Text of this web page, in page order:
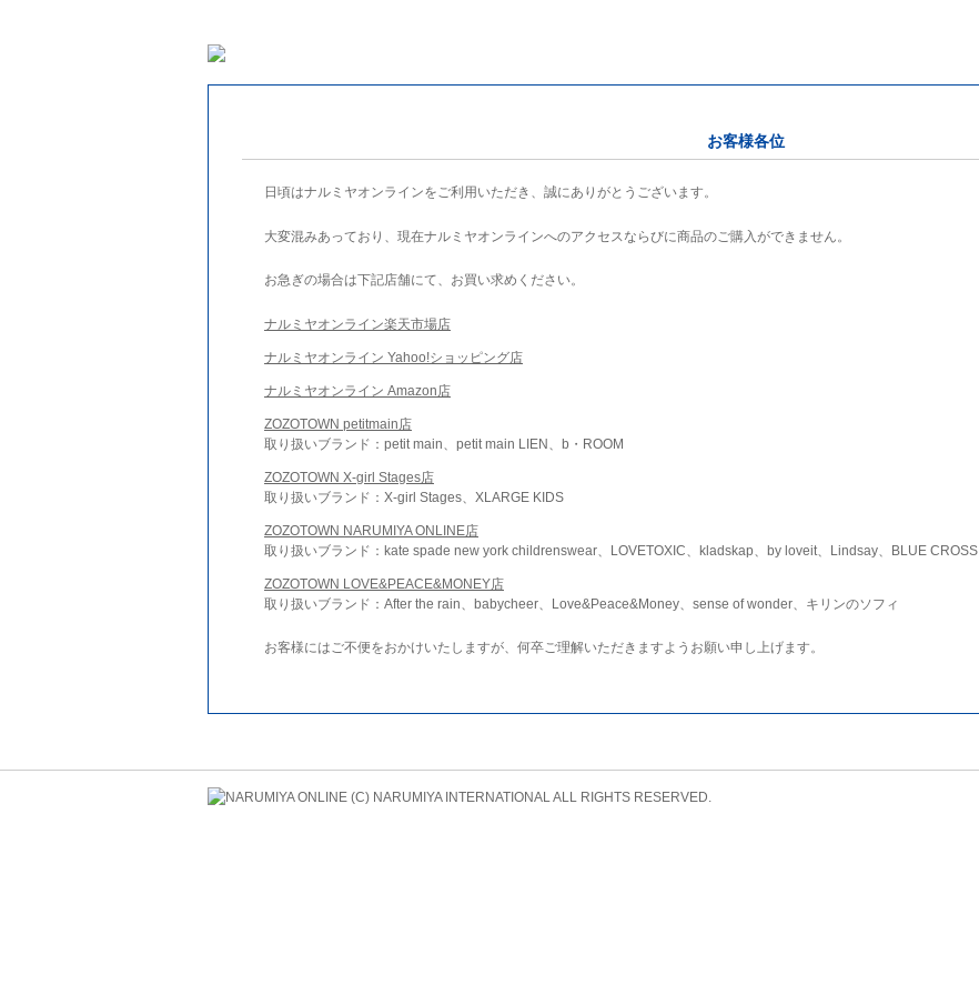
お客様各位
日頃はナルミヤオンラインをご利用いただき、誠にありがとうございます。
大変混みあっており、現在ナルミヤオンラインへのアクセスならびに商品のご購入ができません。
お急ぎの場合は下記店舗にて、お買い求めください。
ナルミヤオンライン楽天市場店
ナルミヤオンライン Yahoo!ショッピング店
ナルミヤオンライン Amazon店
ZOZOTOWN petitmain店
取り扱いブランド：petit main、petit main LIEN、b・ROOM
ZOZOTOWN X-girl Stages店
取り扱いブランド：X-girl Stages、XLARGE KIDS
ZOZOTOWN NARUMIYA ONLINE店
取り扱いブランド：kate spade new york childrenswear、LOVETOXIC、kladskap、by loveit、Lindsay、BLUE CROSS
ZOZOTOWN LOVE&PEACE&MONEY店
取り扱いブランド：After the rain、babycheer、Love&Peace&Money、sense of wonder、キリンのソフィ
お客様にはご不便をおかけいたしますが、何卒ご理解いただきますようお願い申し上げます。